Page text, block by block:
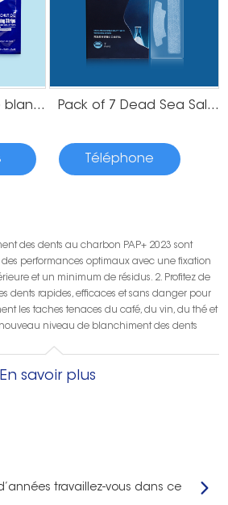
Bandes de gel de blanchiment des dents à l'huile de noix de coco Pack of 7 Dead Sea Salt Teeth Whitening Strips
Téléphone
des dents au charbon PAP+ 2023 sont
performances optimaux avec une fixation
et un minimum de résidus. 2. Profitez de
dents rapides, efficaces et sans danger pour
les taches tenaces du café, du vin, du thé et
niveau de blanchiment des dents
En savoir plus
travaillez-vous dans ce